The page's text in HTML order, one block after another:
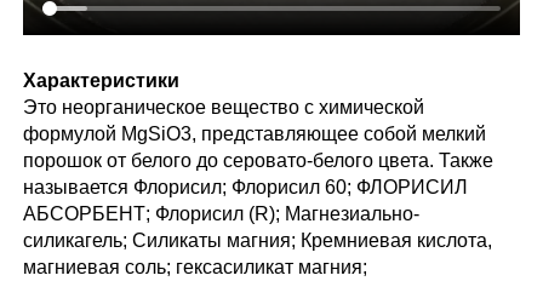
Характеристики
Это неорганическое вещество с химической
формулой MgSiO3, представляющее собой мелкий
порошок от белого до серовато-белого цвета. Также
называется Флорисил; Флорисил 60; ФЛОРИСИЛ
АБСОРБЕНТ; Флорисил (R); Магнезиально-
силикагель; Силикаты магния; Кремниевая кислота,
магниевая соль; гексасиликат магния;